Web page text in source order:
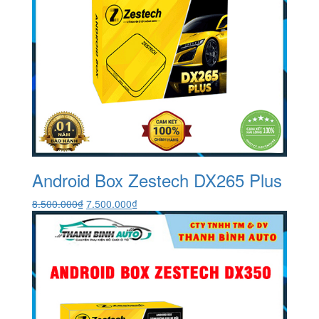
Android Box Zestech DX265 Plus
8.500.000₫ Giá
gốc
là:
8.500.000₫.
7.500.000₫Giá
hiện
tại